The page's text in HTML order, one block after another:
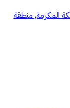
المكرمة, منطقة